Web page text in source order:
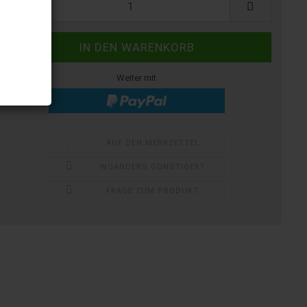
Weiter mit